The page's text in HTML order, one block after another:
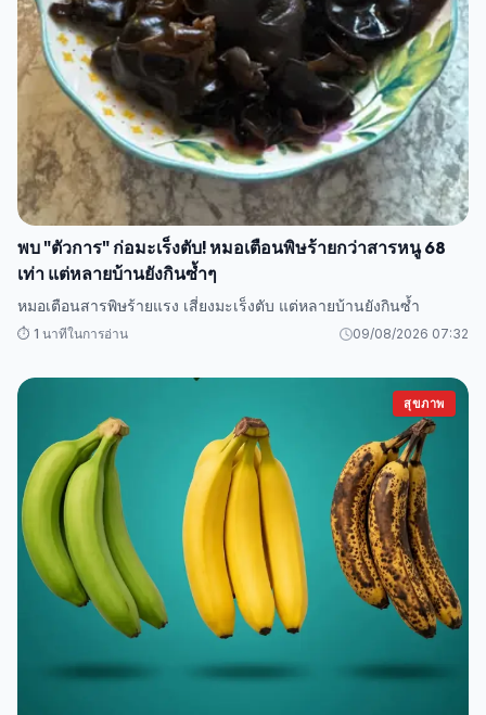
พบ "ตัวการ" ก่อมะเร็งตับ! หมอเตือนพิษร้ายกว่าสารหนู 68
เท่า แต่หลายบ้านยังกินซ้ำๆ
หมอเตือนสารพิษร้ายแรง เสี่ยงมะเร็งตับ แต่หลายบ้านยังกินซ้ำ
⏱️ 1 นาทีในการอ่าน 09/08/2026 07:32
สุขภาพ